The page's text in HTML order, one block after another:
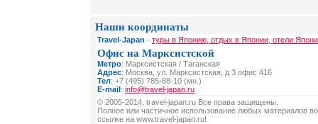
Наши координаты
Travel-Japan - туры в Японию, отдых в Японии, отели
Офис на Марксистской
Метро: Марксистская / Таганская
Адрес: Москва, ул. Марксистская, д 3 офис 416
Тел: +7 (495) 785-88-10 (мн.)
E-mail: info@travel-japan.ru
© 2005-2014, travel-japan.ru Все права защищены.
Полное или частичное использование любых материалов
ссылке на www.travel-japan.ru!